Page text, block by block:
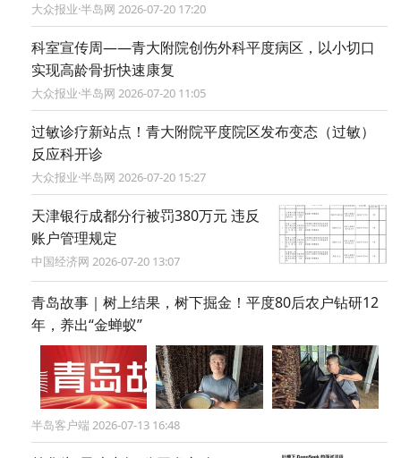
大众报业·半岛网 2026-07-20 17:20
科室宣传周——青大附院创伤外科平度病区，以小切口
实现高龄骨折快速康复
大众报业·半岛网 2026-07-20 11:05
过敏诊疗新站点！青大附院平度院区发布变态（过敏）
反应科开诊
大众报业·半岛网 2026-07-20 15:27
天津银行成都分行被罚380万元 违反
账户管理规定
中国经济网 2026-07-20 13:07
青岛故事｜树上结果，树下掘金！平度80后农户钻研12
年，养出“金蝉蚁”
半岛客户端 2026-07-13 16:48